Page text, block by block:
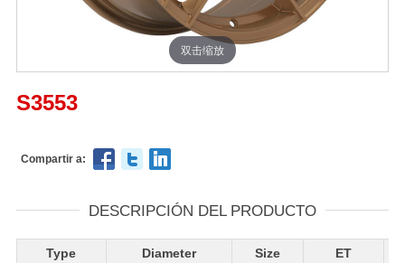
双击缩放
S3553
Compartir a:
DESCRIPCIÓN DEL PRODUCTO
Type Diameter Size
ET